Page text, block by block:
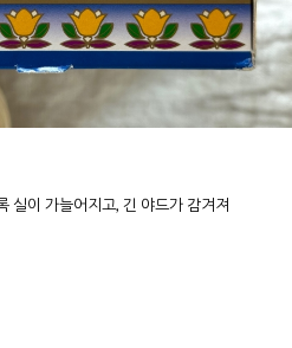
실이 가늘어지고, 긴 야드가 감겨져